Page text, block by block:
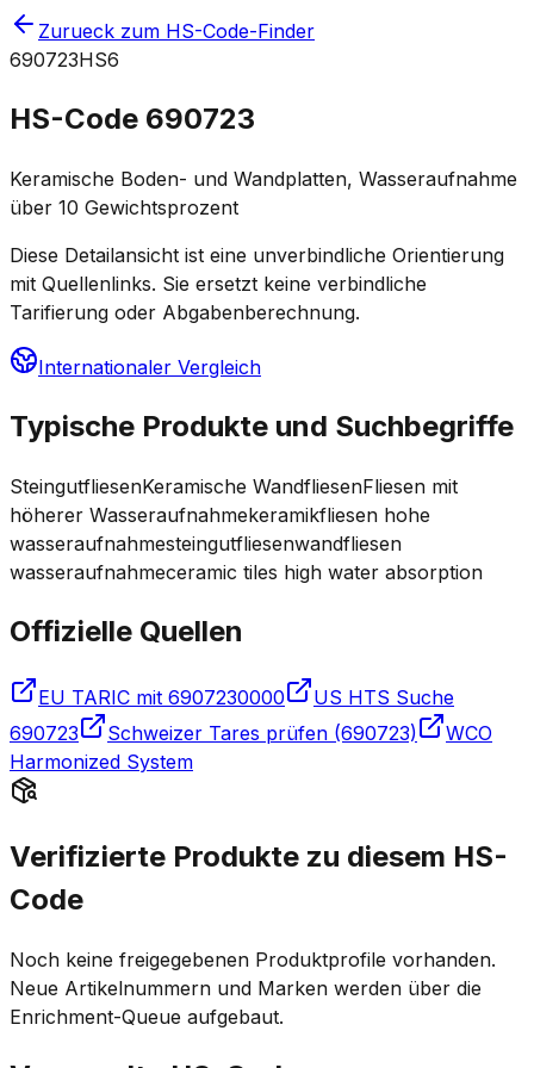
Zurueck zum HS-Code-Finder
690723HS6
HS-Code 690723
Keramische Boden- und Wandplatten, Wasseraufnahme
über 10 Gewichtsprozent
Diese Detailansicht ist eine unverbindliche Orientierung
mit Quellenlinks. Sie ersetzt keine verbindliche
Tarifierung oder Abgabenberechnung.
Internationaler Vergleich
Typische Produkte und Suchbegriffe
SteingutfliesenKeramische WandfliesenFliesen mit
höherer Wasseraufnahmekeramikfliesen hohe
wasseraufnahmesteingutfliesenwandfliesen
wasseraufnahmeceramic tiles high water absorption
Offizielle Quellen
EU TARIC mit 6907230000
US HTS Suche
690723
Schweizer Tares prüfen (690723)
WCO
Harmonized System
Verifizierte Produkte zu diesem HS-
Code
Noch keine freigegebenen Produktprofile vorhanden.
Neue Artikelnummern und Marken werden über die
Enrichment-Queue aufgebaut.